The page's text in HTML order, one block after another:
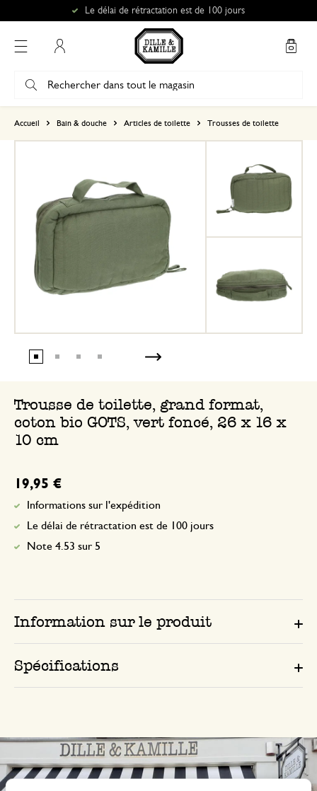
Le délai de rétractation est de 100 jours
Accueil Bain & douche Articles de toilette Trousses de toilette
Trousse de toilette, grand format,
coton bio GOTS, vert foncé, 26 x 16 x
10 cm
19,95 €
Informations sur l'expédition
Le délai de rétractation est de 100 jours
Note 4.53 sur 5
Information sur le produit
Spécifications